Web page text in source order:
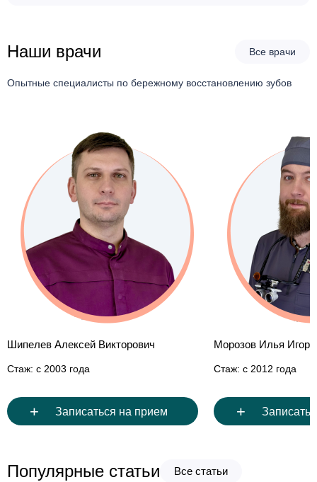
Наши врачи Все врачи
Опытные специалисты по бережному восстановлению зубов
Алексей Викторович
с 2003 года
+ Записаться на прием
Морозов Илья Игоревич
Стаж: с 2012 года
+ Записаться
Популярные статьи Все статьи